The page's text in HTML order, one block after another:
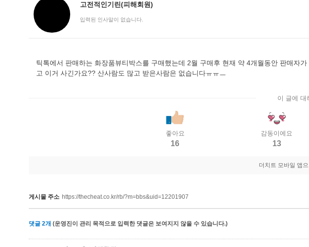
워킹홀리데이 피해사례
고전적인기린(피해회원)
입력된 인사말이 없습니다.
틱톡에서 판매하는 화장품뷰티박스를 구매했는데 2월 구매후 현재 약 4개월동안 판매자
고 이거 사긴가요?? 산사람도 많고 받은사람은 없습니다ㅠㅠㅡ
이 글에 대
좋아요
16
감동이에요
13
더치트 모바일 앱
게시물 주소 https://thecheat.co.kr/rb/?m=bbs&uid=12201907
댓글 2개 (운영진이 관리 목적으로 입력한 댓글은 보여지지 않을 수 있습니다.)